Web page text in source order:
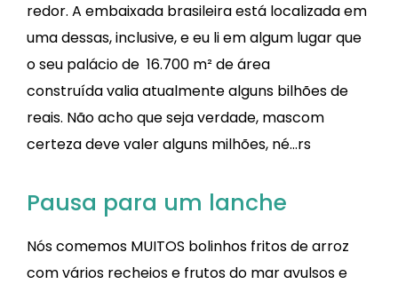
redor. A embaixada brasileira está localizada em
uma dessas, inclusive, e eu li em algum lugar que
o seu palácio de 16.700 m² de área
construída valia atualmente alguns bilhões de
reais. Não acho que seja verdade, mascom
certeza deve valer alguns milhões, né…rs
Pausa para um lanche
Nós comemos MUITOS bolinhos fritos de arroz
com vários recheios e frutos do mar avulsos e